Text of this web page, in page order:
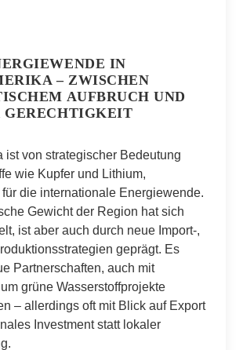
IN
– ZWISCHEN
AUFBRUCH UND
GERECHTIGKEIT
ist von strategischer Bedeutung
wie Kupfer und Lithium,
die internationale Energiewende.
Gewicht der Region hat sich
ist aber auch durch neue Import-,
geprägt. Es
Partnerschaften, auch mit
grüne Wasserstoffprojekte
– allerdings oft mit Blick auf Export
Investment statt lokaler